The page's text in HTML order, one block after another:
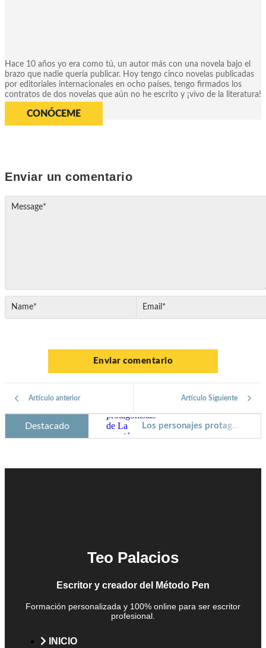
Hace 10 años yo era como tú, un autor más con una novela bajo el
brazo que nadie quería publicar. Hoy tengo cinco novelas publicadas
por editoriales internacionales en ocho países, tengo firmados los
contratos de dos novelas que aún no he escrito y ¡vivo de la literatura!
CONÓCEME
Enviar un comentario
Artículo anterior Artículo Siguiente
Destacado
Los personajes protagonistas de La canción de Hands
Cómo construir escenas para tus novelas
Teo Palacios
Escritor y creador del Método Pen
Formación personalizada y 100% online para ser escritor
profesional.
INICIO